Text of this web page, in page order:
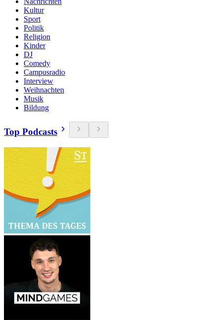
Kultur
Sport
Politik
Religion
Kinder
DJ
Comedy
Campusradio
Interview
Weihnachten
Musik
Bildung
Top Podcasts